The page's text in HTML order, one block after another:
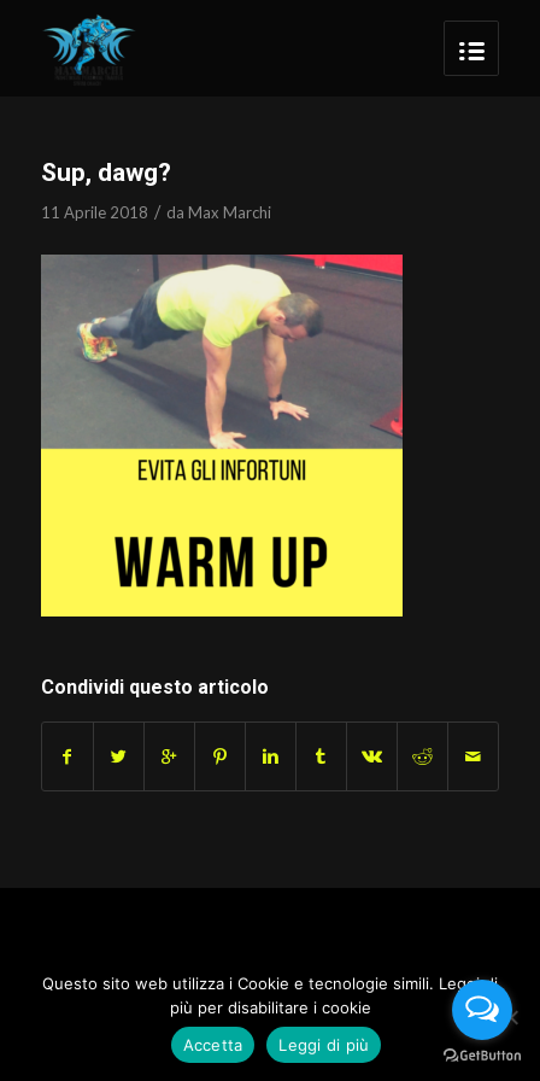
Sup, dawg?
11 Aprile 2018 / da Max Marchi
Condividi questo articolo
Questo sito web utilizza i Cookie e tecnologie simili. Leggi di
più per disabilitare i cookie
Accetta
Leggi di più